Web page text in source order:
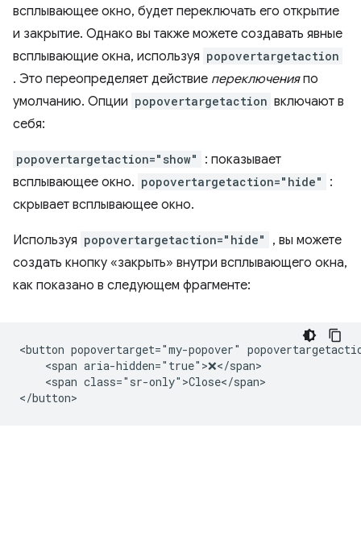
всплывающее окно, будет переключать его открытие
и закрытие. Однако вы также можете создавать явные
всплывающие окна, используя popovertargetaction
. Это переопределяет действие переключенияпо
умолчанию. Опции popovertargetaction включают в
себя:
popovertargetaction="show"
: показывает
всплывающее окно. popovertargetaction="hide"
:
скрывает всплывающее окно.
Используя popovertargetaction="hide"
, вы можете
создать кнопку «закрыть» внутри всплывающего окна,
как показано в следующем фрагменте:
<button popovertarget="my-popover"
    <span aria-hidden="true">❌</span>
    <span class="sr-only">Close</span>